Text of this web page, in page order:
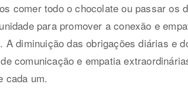
comer todo o chocolate ou passar os
para promover a conexão e
A diminuição das obrigações diárias e
comunicação e empatia
cada um.